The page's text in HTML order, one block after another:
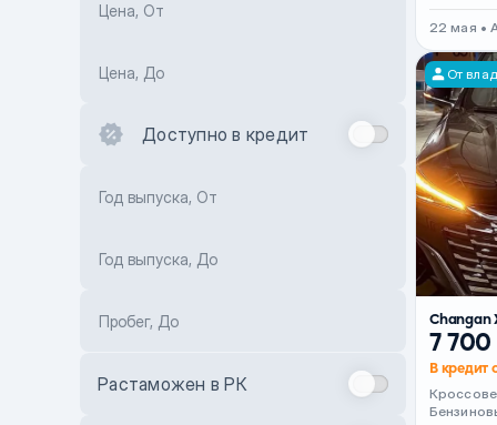
Цена, От
Цена, До
Доступно в кредит
Год выпуска, От
Год выпуска, До
Пробег, До
Растаможен в РК
22 мая •
От
Changan
7
В кредит